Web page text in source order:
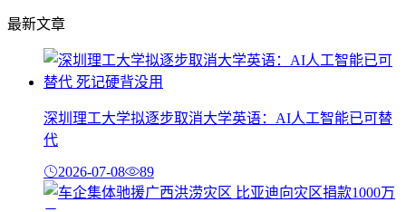
最新文章
深圳理工大学拟逐步取消大学英语：AI人工智能已可替
代
2026-07-08 89